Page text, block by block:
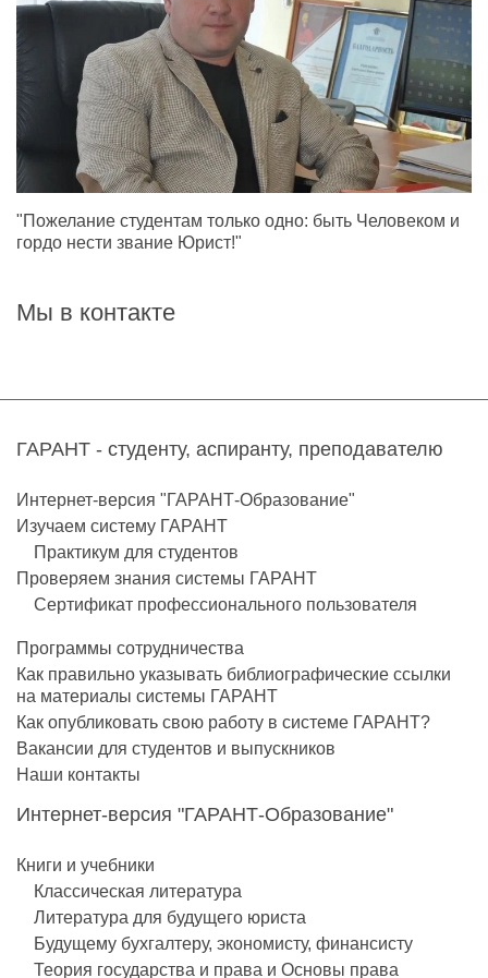
"Пожелание студентам только одно: быть Человеком и
гордо нести звание Юрист!"
Мы в контакте
ГАРАНТ - студенту, аспиранту, преподавателю
Интернет-версия "ГАРАНТ-Образование"
Изучаем систему ГАРАНТ
Практикум для студентов
Проверяем знания системы ГАРАНТ
Сертификат профессионального пользователя
Программы сотрудничества
Как правильно указывать библиографические ссылки
на материалы системы ГАРАНТ
Как опубликовать свою работу в системе ГАРАНТ?
Вакансии для студентов и выпускников
Наши контакты
Интернет-версия "ГАРАНТ-Образование"
Книги и учебники
Классическая литература
Литература для будущего юриста
Будущему бухгалтеру, экономисту, финансисту
Теория государства и права и Основы права